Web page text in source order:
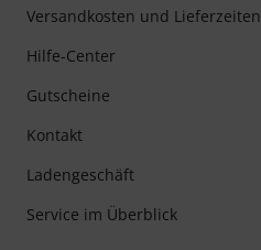
Versandkosten und Lieferzeiten
Hilfe-Center
Gutscheine
Kontakt
Ladengeschäft
Service im Überblick